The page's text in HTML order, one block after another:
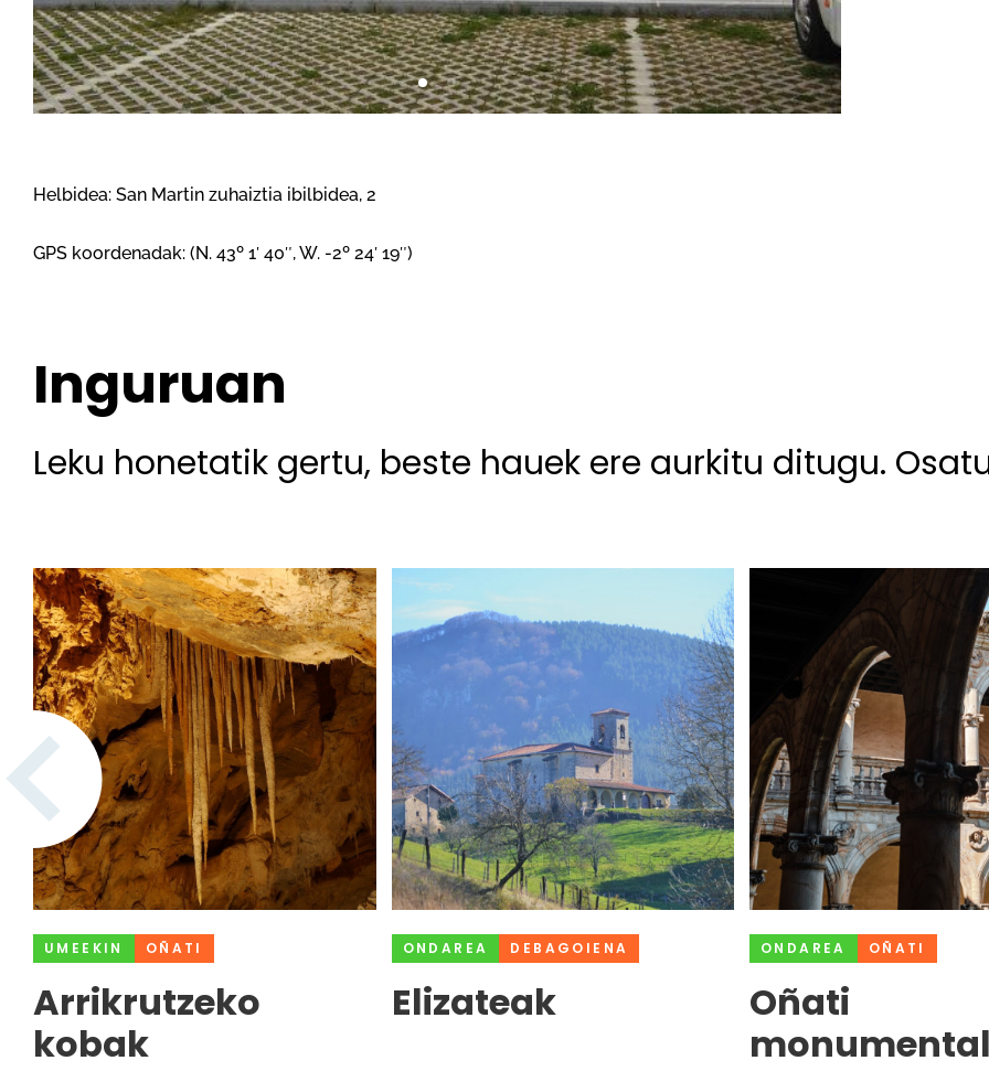
Helbidea: San Martin zuhaiztia ibilbidea, 2
GPS koordenadak: (N. 43º 1′ 40″, W. -2º 24′ 19″)
Inguruan
Leku honetatik gertu, beste hauek ere aurkitu ditugu.
UMEEKIN OÑATI
Arrikrutzeko
kobak
ONDAREA DEBAGOIENA
Elizateak
ONDAREA OÑATI
Oñati